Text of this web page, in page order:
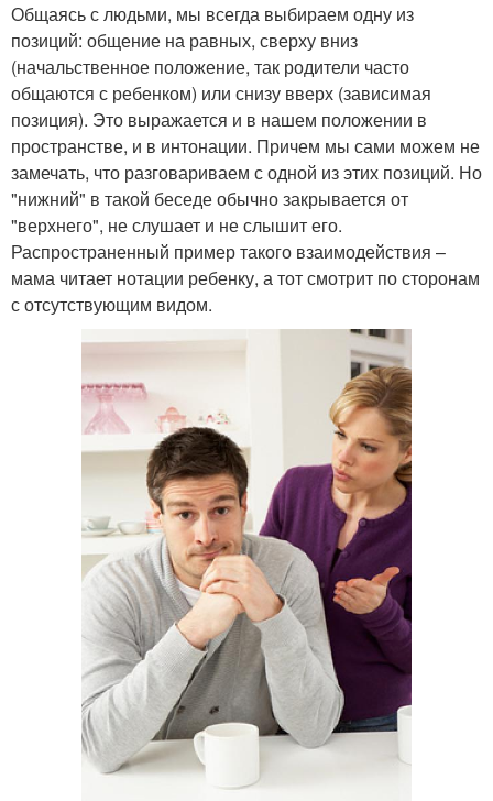
Общаясь с людьми, мы всегда выбираем одну из
позиций: общение на равных, сверху вниз
(начальственное положение, так родители часто
общаются с ребенком) или снизу вверх (зависимая
позиция). Это выражается и в нашем положении в
пространстве, и в интонации. Причем мы сами можем не
замечать, что разговариваем с одной из этих позиций. Но
"нижний" в такой беседе обычно закрывается от
"верхнего", не слушает и не слышит его.
Распространенный пример такого взаимодействия –
мама читает нотации ребенку, а тот смотрит по сторонам
с отсутствующим видом.